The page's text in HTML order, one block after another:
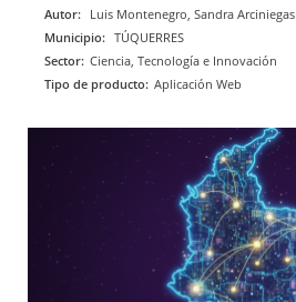
Autor: Luis Montenegro, Sandra Arciniegas
Municipio: TÚQUERRES
Sector: Ciencia, Tecnología e Innovación
Tipo de producto: Aplicación Web